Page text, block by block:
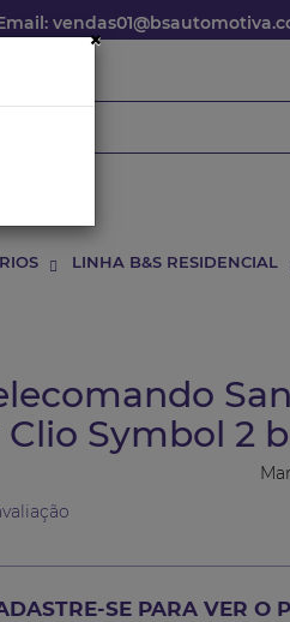
LINHA B&S RESIDENCIAL
Symbol 2
SE PARA VER O
×